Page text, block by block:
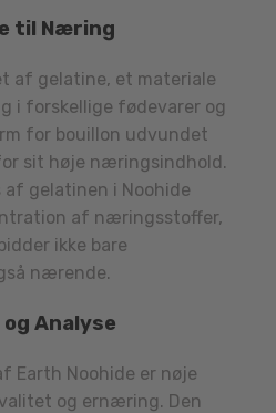
til Næring
af gelatine, et materiale
i forskellige fødevarer og
for bouillon udvundet
sit høje næringsindhold.
af gelatinen i Noohide
af næringsstoffer,
ikke bare
nærende.
Analyse
Earth Noohide er nøje
og ernæring. Den